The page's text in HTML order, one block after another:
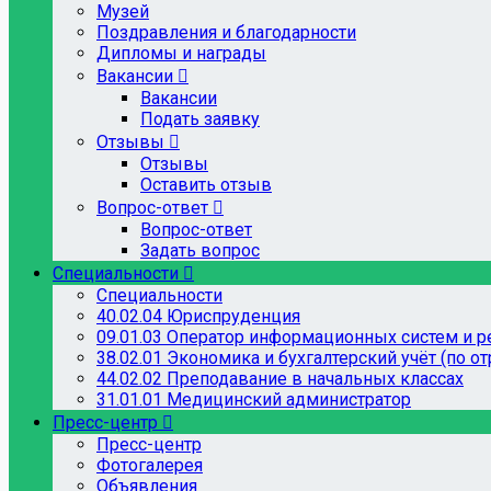
Музей
Поздравления и благодарности
Дипломы и награды
Вакансии
Вакансии
Подать заявку
Отзывы
Отзывы
Оставить отзыв
Вопрос-ответ
Вопрос-ответ
Задать вопрос
Специальности
Специальности
40.02.04 Юриспруденция
09.01.03 Оператор информационных систем и
38.02.01 Экономика и бухгалтерский учёт (по
44.02.02 Преподавание в начальных классах
31.01.01 Медицинский администратор
Пресс-центр
Пресс-центр
Фотогалерея
Объявления